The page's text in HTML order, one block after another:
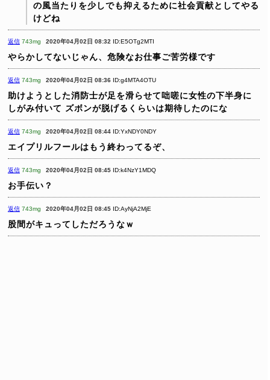
の風当たりを少しでも抑えるために社会貢献としてやる
けどね
返信 743mg 2020年04月02日 08:32 ID:E5OTg2MTI
やらかしてないじゃん、危険なお仕事ご苦労様です
返信 743mg 2020年04月02日 08:36 ID:g4MTA4OTU
助けようとした消防士が足を滑らせて咄嗟に女性の下半身に
しがみ付いて ズボンが脱げるくらいは期待したのにな
返信 743mg 2020年04月02日 08:44 ID:YxNDY0NDY
エイプリルフールはもう終わってるぞ、
返信 743mg 2020年04月02日 08:45 ID:k4NzY1MDQ
お手伝い？
返信 743mg 2020年04月02日 08:45 ID:AyNjA2MjE
股間がキュってしただろうなｗ